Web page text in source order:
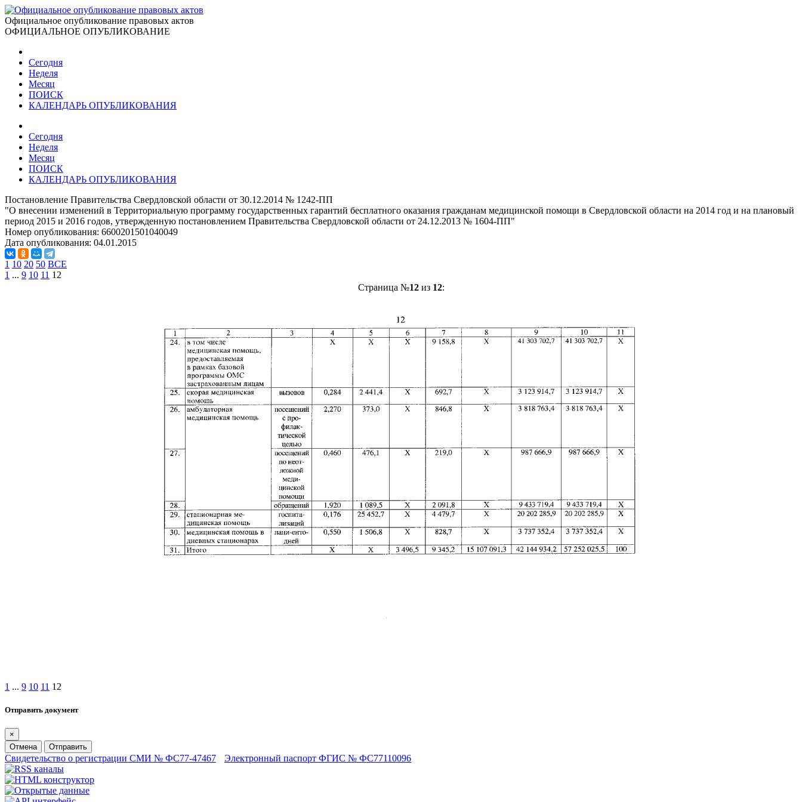
Официальное опубликование правовых актов
ОФИЦИАЛЬНОЕ ОПУБЛИКОВАНИЕ
Сегодня
Неделя
Месяц
ПОИСК
КАЛЕНДАРЬ ОПУБЛИКОВАНИЯ
Сегодня
Неделя
Месяц
ПОИСК
КАЛЕНДАРЬ ОПУБЛИКОВАНИЯ
Постановление Правительства Свердловской области от 30.12.2014 № 1242-ПП
"О внесении изменений в Территориальную программу государственных гарантий бесплатного оказания гражданам медицинской помощи в Свердловской области на 2014 год и на плановый
период 2015 и 2016 годов, утвержденную постановлением Правительства Свердловской области от 24.12.2013 № 1604-ПП"
Номер опубликования: 6600201501040049
Дата опубликования: 04.01.2015
1 10 20 50 ВСЕ
1 ... 9 10 11 12
Страница №12из 12:
1 ... 9 10 11 12
Отправить документ
×
Отмена
Отправить
Свидетельство о регистрации СМИ № ФС77-47467 Электронный паспорт ФГИС № ФС77110096